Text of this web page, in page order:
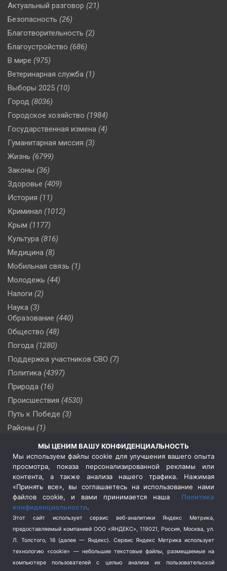
Актуальный разговор (21)
Безопасность (26)
Благотворительность (2)
Благоустройство (686)
В мире (975)
Ветеринарная служба (1)
Выборы 2025 (10)
Город (8036)
Городское хозяйство (1984)
Государственная измена (4)
Гуманитарная миссия (3)
Жизнь (6799)
Законы (36)
Здоровье (409)
История (11)
Криминал (1012)
Крым (1177)
Культура (816)
Медицина (8)
Мобильная связь (1)
Молодежь (44)
Налоги (2)
Наука (3)
Образование (440)
Общество (48)
Погода (1280)
Поддержка участников СВО (7)
Политика (4397)
Природа (16)
Происшествия (4530)
Путь к Победе (3)
Районы (1)
(510)
Сельское хозяйство (3)
Социальная политика
(3)
Спецоперация в Украине
Спецоперация на Украине
(404)
Спорт (740)
Терроризм (1)
Транспорт (262)
Туризм (178)
МЫ ЦЕНИМ ВАШУ КОНФИДЕНЦИАЛЬНОСТЬ
Мы используем файлы cookie для улучшения вашего опыта
просмотра, показа персонализированной рекламы или
контента, а также анализа нашего трафика. Нажимая
«Принять все», вы соглашаетесь на использование нами
файлов cookie, и вами принимается наша Политика
конфиденциальности.
Этот сайт использует сервис веб-аналитики Яндекс Метрика,
предоставляемый компанией ООО «ЯНДЕКС», 119021, Россия, Москва, ул.
Л. Толстого, 16 (далее — Яндекс). Сервис Яндекс Метрика использует
технологию «cookie» — небольшие текстовые файлы, размещаемые на
компьютере пользователей с целью анализа их пользовательской